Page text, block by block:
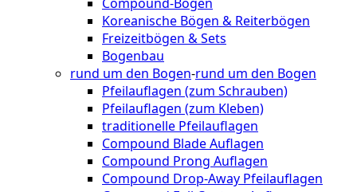
Koreanische Bögen & Reiterbögen
Freizeitbögen & Sets
Bogenbau
rund um den Bogen-rund um den Bogen
Pfeilauflagen (zum Schrauben)
Pfeilauflagen (zum Kleben)
traditionelle Pfeilauflagen
Compound Blade Auflagen
Compound Prong Auflagen
Compound Drop-Away Pfeilauflagen